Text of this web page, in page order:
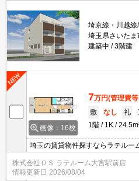
埼京線・川越
埼玉県さいたま
建築中
3階建
画像：16枚
7万円(管理費
敷
なし 礼
1階
1K
埼玉の賃貸物件探すならラテルー
件多数ございます！ 【入居審査
ット決済可】ご相談ください！
のお客様・当物件を契約に限る』
株式会社ＯＳ ラテルーム大宮駅前店
情報更新日 2026/08/04